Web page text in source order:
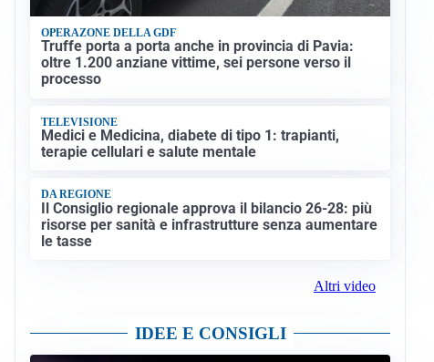
OPERAZONE DELLA GDF
Truffe porta a porta anche in provincia di Pavia:
oltre 1.200 anziane vittime, sei persone verso il
processo
TELEVISIONE
Medici e Medicina, diabete di tipo 1: trapianti,
terapie cellulari e salute mentale
DA REGIONE
Il Consiglio regionale approva il bilancio 26-28: più
risorse per sanità e infrastrutture senza aumentare
le tasse
Altri video
IDEE E CONSIGLI